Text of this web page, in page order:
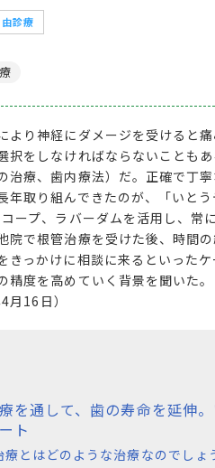
由診療
より神経にダメージを受けると
択をしなければならないことも
治療、歯内療法）だ。正確で丁
年取り組んできたのが、「いと
ープ、ラバーダムを活用し、常
院で根管治療を受けた後、時間
きっかけに相談に来るといった
精度を高めていく背景を聞いた。
月16日）
を通して、歯の寿命を延伸
ト
療とはどのような治療なのでしょ